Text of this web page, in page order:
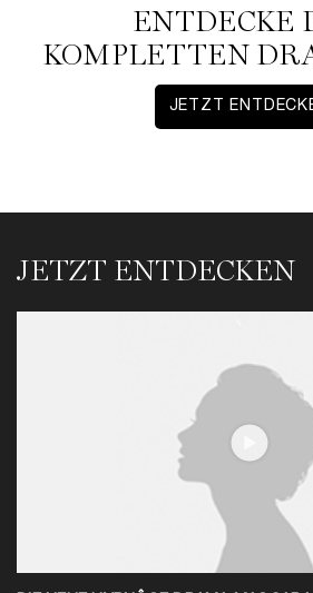
ENTDECKE
KOMPLETTEN
JETZT
JETZT ENTDECKEN